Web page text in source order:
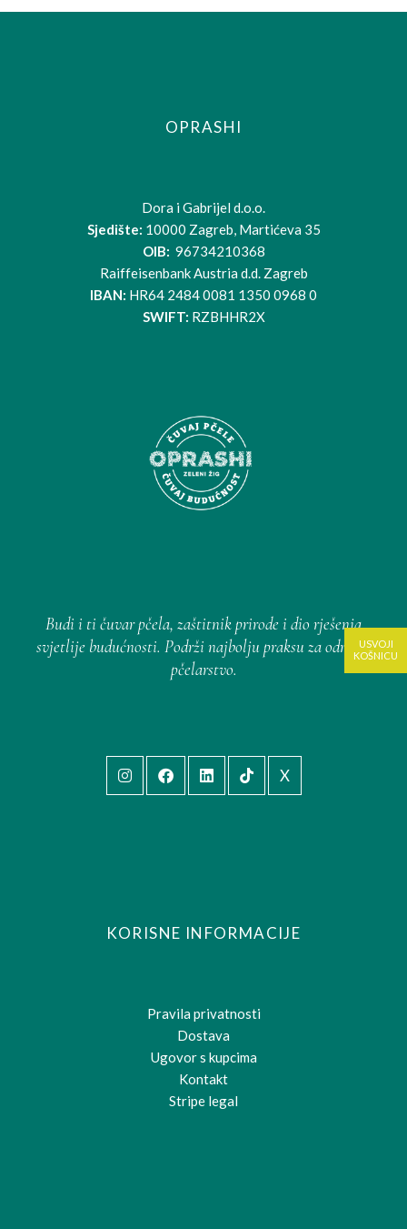
OPRASHI
Dora i Gabrijel d.o.o.
Sjedište: 10000 Zagreb, Martićeva 35
OIB: 96734210368
Raiffeisenbank Austria d.d. Zagreb
IBAN: HR64 2484 0081 1350 0968 0
SWIFT: RZBHHR2X
Budi i ti čuvar pčela, zaštitnik prirode i dio rješenja
svjetlije budućnosti. Podrži najbolju praksu za održivo
pčelarstvo.
X
KORISNE INFORMACIJE
Pravila privatnosti
Dostava
Ugovor s kupcima
Kontakt
Stripe legal
USVOJI
KOŠNICU